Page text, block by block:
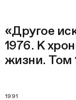
«Другое
1976. К
жизни. Том
1991